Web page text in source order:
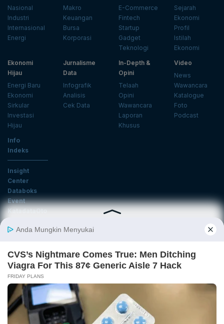
Nasional
Industri
Internasional
Energi
Makro
Keuangan
Bursa
Korporasi
E-Commerce
Fintech
Startup
Gadget
Teknologi
Sejarah
Ekonomi
Profil
Istilah
Ekonomi
Ekonomi
Hijau
Energi Baru
Ekonomi
Sirkular
Investasi
Hijau
Jurnalisme
Data
Infografik
Analisis
Cek Data
In-Depth &
Opini
Telaah
Opini
Wawancara
Laporan
Khusus
Video
News
Wawancara
Katalogue
Foto
Podcast
Info
Indeks
Insight
Center
Databoks
Event
KatadataOto
Email
Daftar